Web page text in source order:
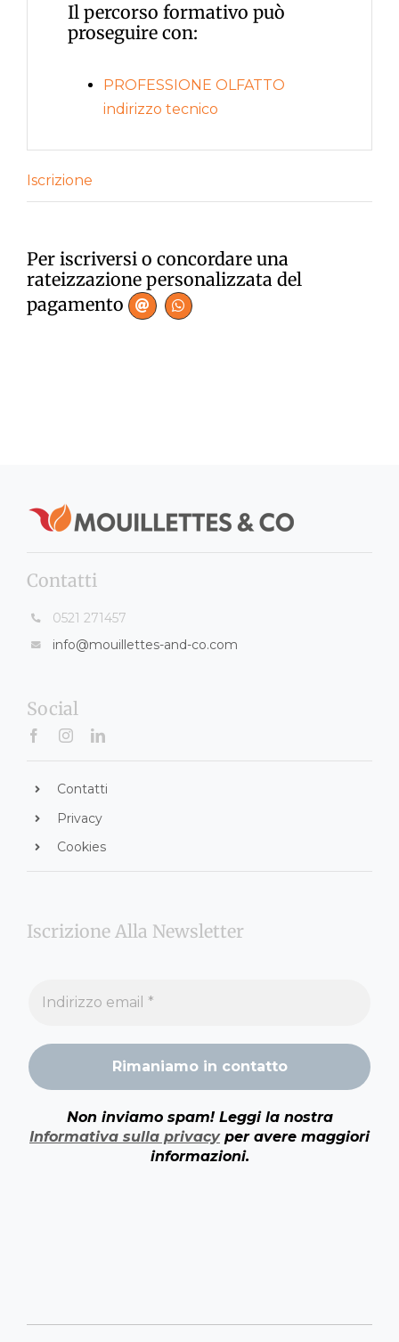
Il percorso formativo può
proseguire con:
PROFESSIONE OLFATTO
indirizzo tecnico
Iscrizione
Per iscriversi o concordare una
rateizzazione personalizzata del
pagamento
Contatti
0521 271457
info@mouillettes-and-co.com
Social
Contatti
Privacy
Cookies
Iscrizione Alla Newsletter
Non inviamo spam! Leggi la nostra
Informativa sulla privacyper avere maggiori
informazioni.